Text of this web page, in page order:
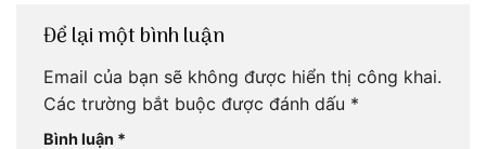
Để lại một bình luận
Email của bạn sẽ không được hiển thị công khai.
Các trường bắt buộc được đánh dấu *
Bình luận *